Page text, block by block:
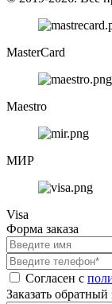
MasterCard
Maestro
МИР
Visa
Форма заказа
Согласен с
Заказать обратный